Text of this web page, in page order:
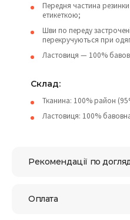
Передня частина
етикеткою;
Шви по переду
перекручуються при
Ластовиця — 100%
Склад:
Тканина: 100% район
Ластовиця: 100%
Рекомендації по
Оплата